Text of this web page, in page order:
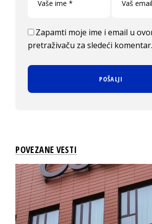
Zapamti moje ime i email u
pretraživaču za sledeći komentar.
POVEZANE VESTI